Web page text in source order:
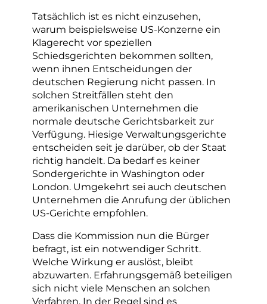
Tatsächlich ist es nicht einzusehen,
warum beispielsweise US-Konzerne ein
Klagerecht vor speziellen
Schiedsgerichten bekommen sollten,
wenn ihnen Entscheidungen der
deutschen Regierung nicht passen. In
solchen Streitfällen steht den
amerikanischen Unternehmen die
normale deutsche Gerichtsbarkeit zur
Verfügung. Hiesige Verwaltungsgerichte
entscheiden seit je darüber, ob der Staat
richtig handelt. Da bedarf es keiner
Sondergerichte in Washington oder
London. Umgekehrt sei auch deutschen
Unternehmen die Anrufung der üblichen
US-Gerichte empfohlen.
Dass die Kommission nun die Bürger
befragt, ist ein notwendiger Schritt.
Welche Wirkung er auslöst, bleibt
abzuwarten. Erfahrungsgemäß beteiligen
sich nicht viele Menschen an solchen
Verfahren. In der Regel sind es